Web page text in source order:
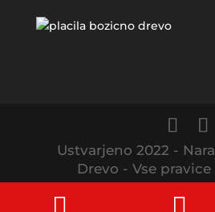
Ustvarjeno 2022 -
Drevo - Vse